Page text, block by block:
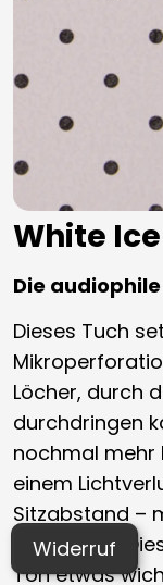
White
Die
Dieses Tuch
Löcher, durch
durchdringen
nochmal mehr
einem
Sitzabstand –
einhergeht.
Ton etwas
Widerruf